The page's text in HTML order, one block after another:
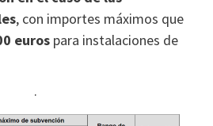
, con importes máximos que
euros para instalaciones de
.